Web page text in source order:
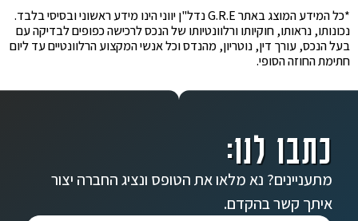
*כל המידע המוצג באתר G.R.E נדל"ן יווני הינו מידע ראשוני ובסיסי בלבד.
נכונותו, נראותו, חוקיותו ורלוונטיותו של הנכס לרכישה כפופים לבדיקה עם
בעל הנכס, עורך דין, נוטריון, מהנדס וכל אנשי המקצוע הרלוונטיים עד ליום
חתימת החוזה הסופי.
כתבו לנו:
מתעניינים? נא מלאו את הטופס ונציג החברה יצור
איתך קשר בהקדם.